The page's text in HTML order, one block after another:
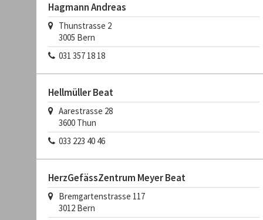
Hagmann Andreas
Thunstrasse 2
3005 Bern
031 357 18 18
Hellmüller Beat
Aarestrasse 28
3600 Thun
033 223 40 46
HerzGefässZentrum Meyer Beat
Bremgartenstrasse 117
3012 Bern